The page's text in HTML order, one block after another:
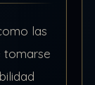
las
tomarse